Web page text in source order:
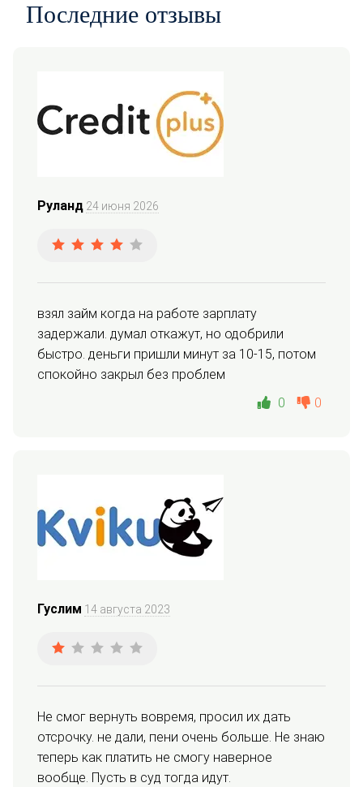
Последние отзывы
Руланд 24 июня 2026
взял займ когда на работе зарплату
задержали. думал откажут, но одобрили
быстро. деньги пришли минут за 10-15, потом
спокойно закрыл без проблем
0
0
Гуслим 14 августа 2023
Не смог вернуть вовремя, просил их дать
отсрочку. не дали, пени очень больше. Не знаю
теперь как платить не смогу наверное
вообще. Пусть в суд тогда идут.